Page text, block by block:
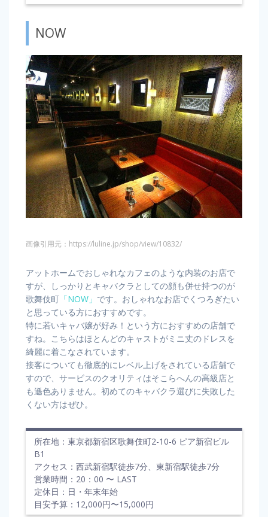
NOW
画像引用元：https://luline.jp/shop/view/10832/
アットホームでおしゃれなカフェのような内装のお店で
すが、しっかりとキャバクラとしての顔も併せ持つのが
歌舞伎町 「NOW」 です。おしゃれなお店でくつろぎたい
と思っている方におすすめです。
特に若いキャバ嬢が好み！という方におすすめの店舗で
すね。こちらはほとんどのキャストがミニ丈のドレスを
綺麗に着こなされています。
接客についても徹底的にレベル上げをされている店舗で
すので、サービスのクオリティはそこらへんの高級店と
も遜色ありません。初めてのキャバクラ選びに失敗した
くない方はぜひ。
所在地：東京都新宿区歌舞伎町2-10-6 ピア新宿ビル
B1
アクセス：西武新宿駅徒歩7分、東新宿駅徒歩7分
営業時間：20：00 〜 LAST
定休日：日・年末年始
目安予算：12,000円〜15,000円